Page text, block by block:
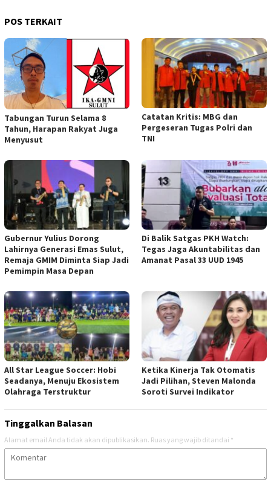
POS TERKAIT
Tabungan Turun Selama 8
Tahun, Harapan Rakyat Juga
Menyusut
Catatan Kritis: MBG dan
Pergeseran Tugas Polri dan
TNI
Gubernur Yulius Dorong
Lahirnya Generasi Emas Sulut,
Remaja GMIM Diminta Siap Jadi
Pemimpin Masa Depan
Di Balik Satgas PKH Watch:
Tegas Jaga Akuntabilitas dan
Amanat Pasal 33 UUD 1945
All Star League Soccer: Hobi
Seadanya, Menuju Ekosistem
Olahraga Terstruktur
Ketika Kinerja Tak Otomatis
Jadi Pilihan, Steven Malonda
Soroti Survei Indikator
Tinggalkan Balasan
Alamat email Anda tidak akan dipublikasikan. Ruas yang wajib ditandai *